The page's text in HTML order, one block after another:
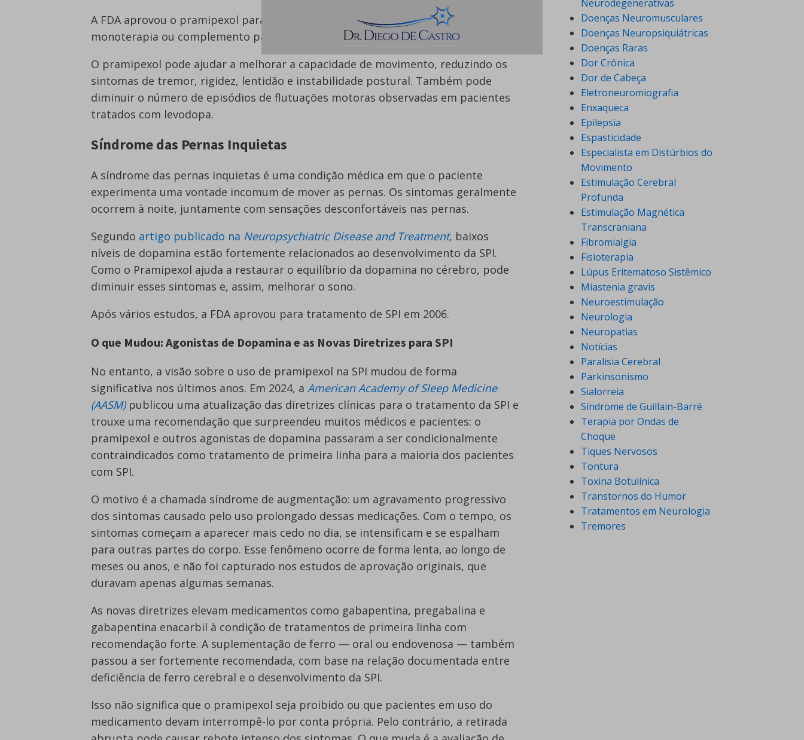
A FDA aprovou o pramipexol para o tratamento da DP em 1997 como
monoterapia ou complemento para outros medicamentos.
O pramipexol pode ajudar a melhorar a capacidade de movimento, reduzindo os
sintomas de tremor, rigidez, lentidão e instabilidade postural. Também pode
diminuir o número de episódios de flutuações motoras observadas em pacientes
tratados com levodopa.
Síndrome das Pernas Inquietas
A síndrome das pernas inquietas é uma condição médica em que o paciente
experimenta uma vontade incomum de mover as pernas. Os sintomas geralmente
ocorrem à noite, juntamente com sensações desconfortáveis nas pernas.
Segundo artigo publicado na Neuropsychiatric Disease and Treatment, baixos
níveis de dopamina estão fortemente relacionados ao desenvolvimento da SPI.
Como o Pramipexol ajuda a restaurar o equilíbrio da dopamina no cérebro, pode
diminuir esses sintomas e, assim, melhorar o sono.
Após vários estudos, a FDA aprovou para tratamento de SPI em 2006.
O que Mudou: Agonistas de Dopamina e as Novas Diretrizes para SPI
No entanto, a visão sobre o uso de pramipexol na SPI mudou de forma
significativa nos últimos anos. Em 2024, a American Academy of Sleep Medicine
(AASM)publicou uma atualização das diretrizes clínicas para o tratamento da SPI e
trouxe uma recomendação que surpreendeu muitos médicos e pacientes: o
pramipexol e outros agonistas de dopamina passaram a ser condicionalmente
contraindicados como tratamento de primeira linha para a maioria dos pacientes
com SPI.
O motivo é a chamada síndrome de augmentação: um agravamento progressivo
dos sintomas causado pelo uso prolongado dessas medicações. Com o tempo, os
sintomas começam a aparecer mais cedo no dia, se intensificam e se espalham
para outras partes do corpo. Esse fenômeno ocorre de forma lenta, ao longo de
meses ou anos, e não foi capturado nos estudos de aprovação originais, que
duravam apenas algumas semanas.
As novas diretrizes elevam medicamentos como gabapentina, pregabalina e
gabapentina enacarbil à condição de tratamentos de primeira linha com
recomendação forte. A suplementação de ferro — oral ou endovenosa — também
passou a ser fortemente recomendada, com base na relação documentada entre
deficiência de ferro cerebral e o desenvolvimento da SPI.
Isso não significa que o pramipexol seja proibido ou que pacientes em uso do
medicamento devam interrompê-lo por conta própria. Pelo contrário, a retirada
Neurodegenerativas
Doenças Neuromusculares
Doenças Neuropsiquiátricas
Doenças Raras
Dor Crônica
Dor de Cabeça
Eletroneuromiografia
Enxaqueca
Epilepsia
Espasticidade
Especialista em Distúrbios do
Movimento
Estimulação Cerebral
Profunda
Estimulação Magnética
Transcraniana
Fibromialgia
Fisioterapia
Lúpus Eritematoso Sistêmico
Miastenia gravis
Neuroestimulação
Neurologia
Neuropatias
Notícias
Paralisia Cerebral
Parkinsonismo
Sialorreia
Síndrome de Guillain-Barré
Terapia por Ondas de
Choque
Tiques Nervosos
Tontura
Toxina Botulínica
Transtornos do Humor
Tratamentos em Neurologia
Tremores